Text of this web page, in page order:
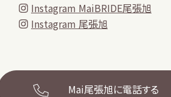
Instagram MaiBRIDE尾張旭
Instagram 尾張旭
Mai尾張旭に電話する